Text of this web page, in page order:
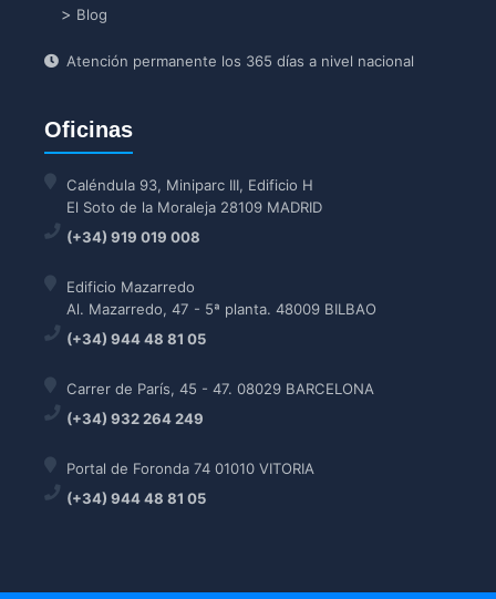
Blog
Atención permanente los 365 días a nivel nacional
Oficinas
Caléndula 93, Miniparc III, Edificio H
El Soto de la Moraleja 28109 MADRID
(+34) 919 019 008
Edificio Mazarredo
Al. Mazarredo, 47 - 5ª planta. 48009 BILBAO
(+34) 944 48 81 05
Carrer de París, 45 - 47. 08029 BARCELONA
(+34) 932 264 249
Portal de Foronda 74 01010 VITORIA
(+34) 944 48 81 05